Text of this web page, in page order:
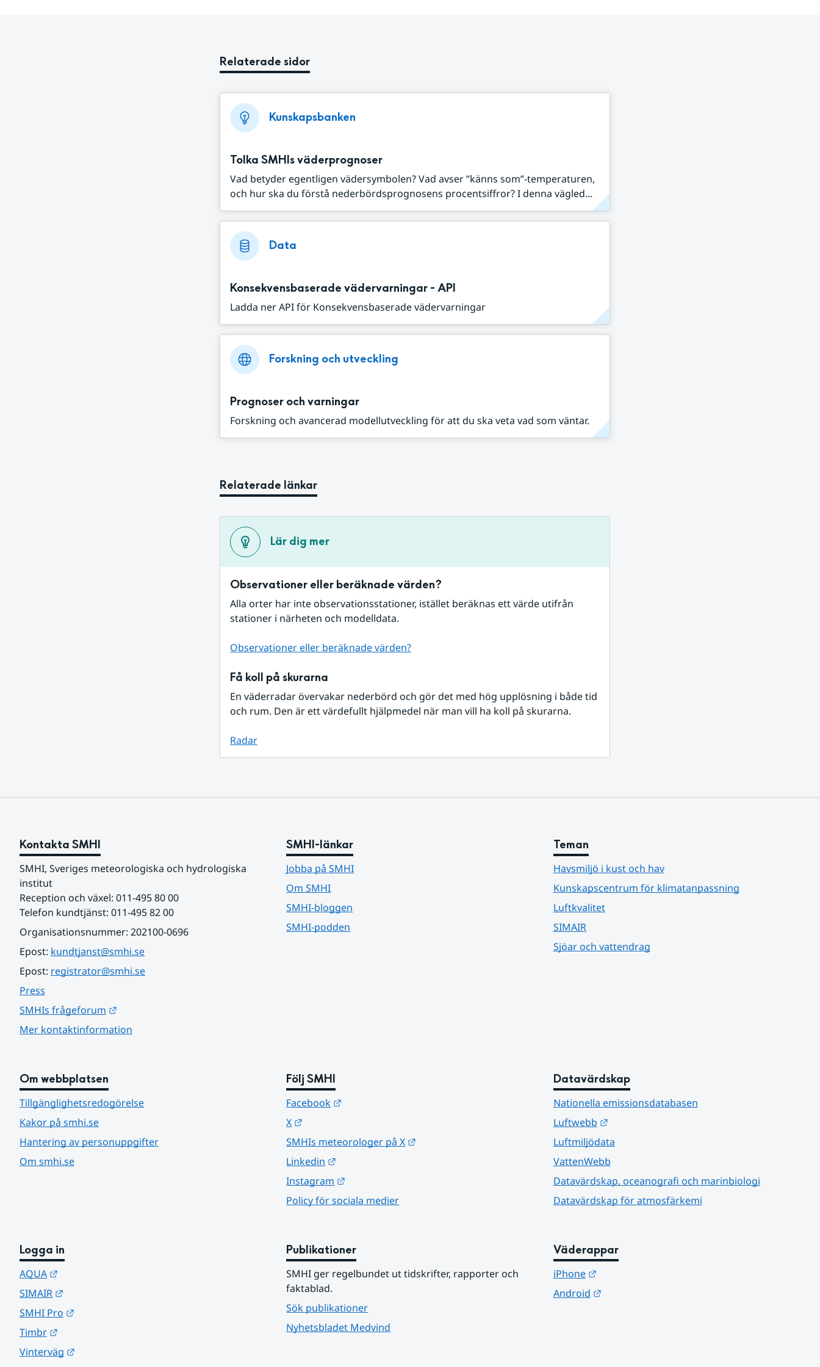
Relaterade sidor
Kunskapsbanken
Tolka SMHIs väderprognoser
Vad betyder egentligen vädersymbolen? Vad avser ”känns som”-temperaturen,
och hur ska du förstå nederbördsprognosens procentsiffror? I denna vägled...
Data
Konsekvensbaserade vädervarningar - API
Ladda ner API för Konsekvensbaserade vädervarningar
Forskning och utveckling
Prognoser och varningar
Forskning och avancerad modellutveckling för att du ska veta vad som väntar.
Relaterade länkar
Lär dig mer
Observationer eller beräknade värden?
Alla orter har inte observationsstationer, istället beräknas ett värde utifrån
stationer i närheten och modelldata.
Observationer eller beräknade värden?
Få koll på skurarna
En väderradar övervakar nederbörd och gör det med hög upplösning i både tid
och rum. Den är ett värdefullt hjälpmedel när man vill ha koll på skurarna.
Radar
Kontakta SMHI
SMHI, Sveriges meteorologiska och hydrologiska
institut
Reception och växel: 011-495 80 00
Telefon kundtjänst: 011-495 82 00
Organisationsnummer: 202100-0696
Epost: kundtjanst@smhi.se
Epost: registrator@smhi.se
Press
SMHIs frågeforum
Mer kontaktinformation
SMHI-länkar
Jobba på SMHI
Om SMHI
SMHI-bloggen
SMHI-podden
Teman
Havsmiljö i kust och hav
Kunskapscentrum för klimatanpassning
Luftkvalitet
SIMAIR
Sjöar och vattendrag
Om webbplatsen
Tillgänglighetsredogörelse
Kakor på smhi.se
Hantering av personuppgifter
Om smhi.se
Följ SMHI
Facebook
X
SMHIs meteorologer på X
Linkedin
Instagram
Policy för sociala medier
Datavärdskap
Nationella emissionsdatabasen
Luftwebb
Länk till annan webbplats.
Luftmiljödata
VattenWebb
Datavärdskap, oceanografi och marinbiologi
Datavärdskap för atmosfärkemi
Logga in
AQUA
SIMAIR
SMHI Pro
Timbr
Vinterväg
Publikationer
SMHI ger regelbundet ut tidskrifter, rapporter och
faktablad.
Sök publikationer
Nyhetsbladet Medvind
Väderappar
iPhone
Länk till annan webbplats.
Android
Länk till annan webbplats.